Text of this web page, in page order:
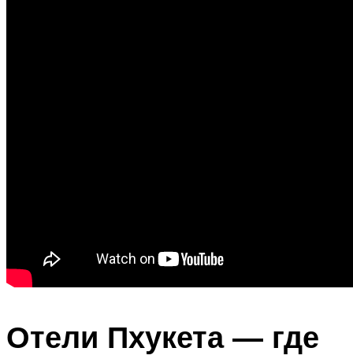
Отели Пхукета — где